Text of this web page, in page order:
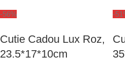
-56%
Cutie Cadou Lux Roz,
23.5*17*10cm
-